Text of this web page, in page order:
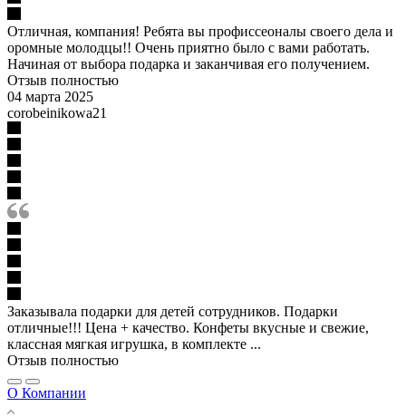
Отличная, компания! Ребята вы профиссеоналы своего дела и
оромные молодцы!! Очень приятно было с вами работать.
Начиная от выбора подарка и заканчивая его получением.
Отзыв полностью
04 марта 2025
corobeinikowa21
Заказывала подарки для детей сотрудников. Подарки
отличные!!! Цена + качество. Конфеты вкусные и свежие,
классная мягкая игрушка, в комплекте ...
Отзыв полностью
О Компании